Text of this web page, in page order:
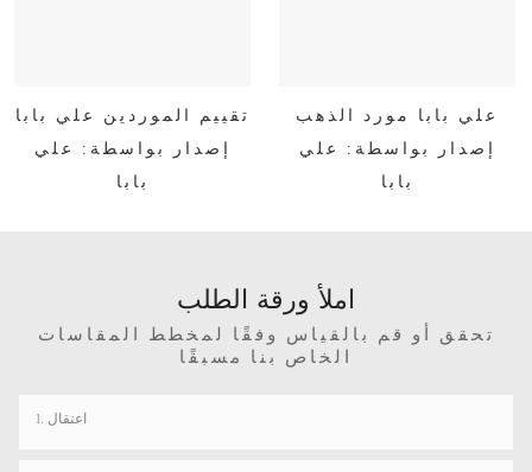
تقييم الموردين علي بابا
إصدار بواسطة: علي
بابا
علي بابا مورد الذهب
إصدار بواسطة: علي
بابا
املأ ورقة الطلب
تحقق أو قم بالقياس وفقًا لمخطط المقاسات
الخاص بنا مسبقًا
1. اعتقال